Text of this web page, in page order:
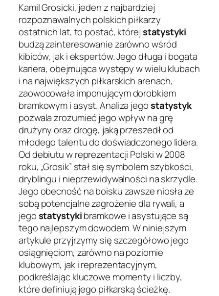
Kamil Grosicki, jeden z najbardziej
rozpoznawalnych polskich piłkarzy
ostatnich lat, to postać, którejstatystyki
budzą zainteresowanie zarówno wśród
kibiców, jak i ekspertów. Jego długa i bogata
kariera, obejmująca występy w wielu klubach
i na największych piłkarskich arenach,
zaowocowała imponującym dorobkiem
bramkowym i asyst. Analiza jegostatystyk
pozwala zrozumieć jego wpływ na grę
drużyny oraz drogę, jaką przeszedł od
młodego talentu do doświadczonego lidera.
Od debiutu w reprezentacji Polski w 2008
roku, „Grosik” stał się symbolem szybkości,
dryblingu i nieprzewidywalności na skrzydle.
Jego obecność na boisku zawsze niosła ze
sobą potencjalne zagrożenie dla rywali, a
jegostatystykibramkowe i asystujące są
tego najlepszym dowodem. W niniejszym
artykule przyjrzymy się szczegółowo jego
osiągnięciom, zarówno na poziomie
klubowym, jak i reprezentacyjnym,
podkreślając kluczowe momenty i liczby,
które definiują jego piłkarską ścieżkę.